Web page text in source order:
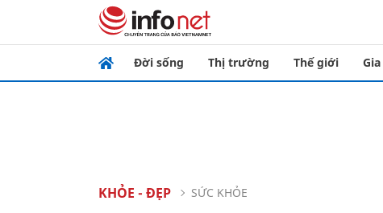
Đời sống Thị trường Thế giới
KHỎE - ĐẸP SỨC KHỎE